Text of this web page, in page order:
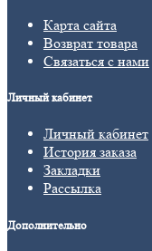
Карта сайта
Возврат товара
Связаться с нами
Личный кабинет
Личный кабинет
История заказа
Закладки
Рассылка
Дополнительно